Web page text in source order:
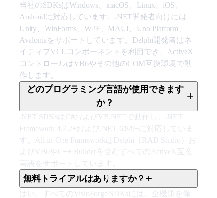
当社のSDKsはWindows、macOS、Linux、iOS、
Androidに対応しています。.NET開発者向けには
Unity、WinForms、WPF、MAUI、Uno Platform、
Avaloniaをサポートしています。Delphi開発者はネ
イティブVCLコンポーネントを利用でき、ActiveX
コントロールはVB6やその他のCOM互換環境で動
作します。
どのプログラミング言語が使用できます
か？
+
.NET SDKsはC#およびVB.NETで動作し、.NET
Framework 4.7.2+および.NET 6/8/9+に対応していま
す。All-in-One FrameworkはDelphi（RAD Studio）お
よびVB6やC++ Builderを含むすべてのActiveX互換
言語をサポートしています。
無料トライアルはありますか？ +
はい。すべてのVisioForge SDKsには、全機能を備